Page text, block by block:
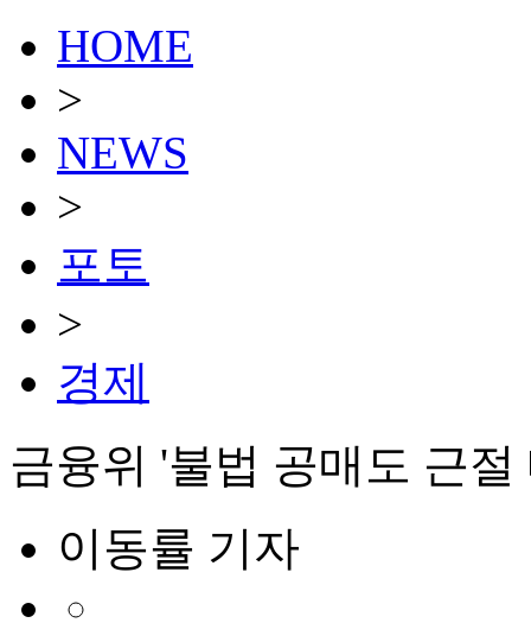
HOME
>
NEWS
>
포토
>
경제
금융위 '불법 공매도 근
이동률 기자